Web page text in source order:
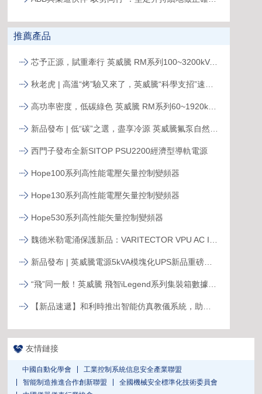
推薦產品
芯予正源，賦重牽行 英威騰 RM系列100~3200kVA模塊化UPS新品發布
西門子發布全新SITOP PSU2200經濟型導軌電源
Hope100系列高性能電壓矢量控制變頻器
Hope130系列高性能電壓矢量控制變頻器
Hope530系列高性能矢量控制變頻器
友情鏈接
中國自動化學會
工業控制系統信息安全產業聯盟
智能制造推進合作創新聯盟
全國機械安全標準化技術委員會